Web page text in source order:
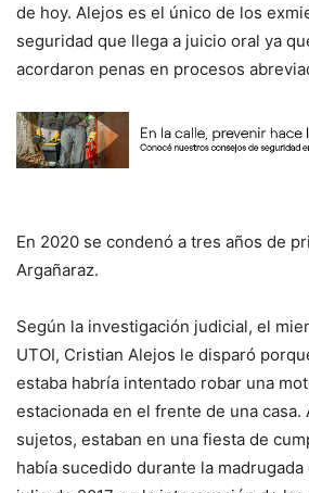
de hoy. Alejos es el único de los
seguridad que llega a juicio oral ya
acordaron penas en procesos
En 2020 se condenó a tres años de
Argañaraz.
Según la investigación judicial, el
UTOI, Cristian Alejos le disparó
estaba habría intentado robar una
estacionada en el frente de una
sujetos, estaban en una fiesta de
había sucedido durante la